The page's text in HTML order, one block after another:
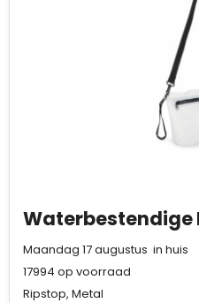
MyKit
Maandag 17 augustus in huis
17994 op voorraad
Ripstop, Metal